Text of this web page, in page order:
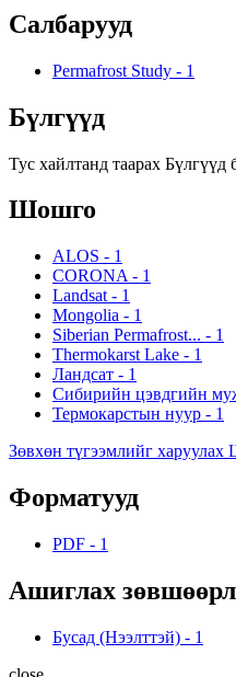
Салбарууд
Permafrost Study - 1
Бүлгүүд
Тус хайлтанд таарах Бүлгүүд
Шошго
ALOS - 1
CORONA - 1
Landsat - 1
Mongolia - 1
Siberian Permafrost... - 1
Thermokarst Lake - 1
Ландсат - 1
Сибирийн цэвдгийн
Термокарстын нуур - 1
Зөвхөн түгээмлийг
Форматууд
PDF - 1
Ашиглах
Бусад (Нээлттэй) - 1